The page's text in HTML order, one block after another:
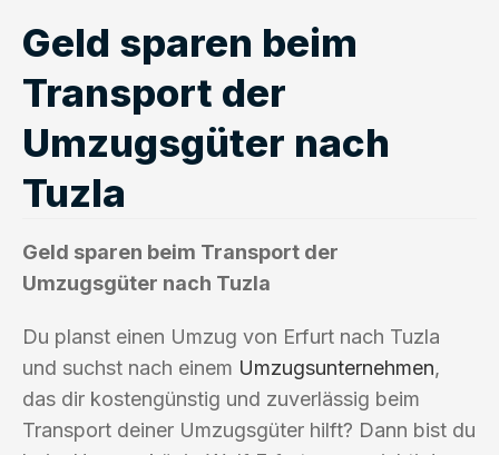
Geld sparen beim
Transport der
Umzugsgüter nach
Tuzla
Geld sparen beim Transport der
Umzugsgüter nach Tuzla
Du planst einen Umzug von Erfurt nach Tuzla
und suchst nach einem Umzugsunternehmen,
das dir kostengünstig und zuverlässig beim
Transport deiner Umzugsgüter hilft? Dann bist du